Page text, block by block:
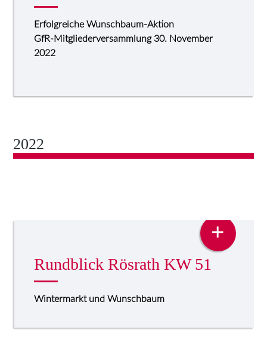
Erfolgreiche Wunschbaum-Aktion
GfR-Mitgliederversammlung 30. November
2022
2022
Rundblick Rösrath KW 51
Wintermarkt und Wunschbaum
+